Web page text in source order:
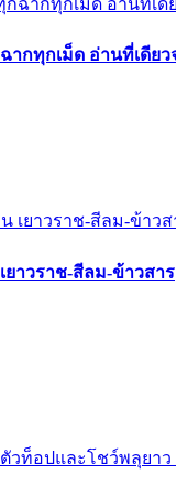
ากทุกเม็ด อ่านที่เดียว
ยาวราช-สีลม-ข้าวสาร